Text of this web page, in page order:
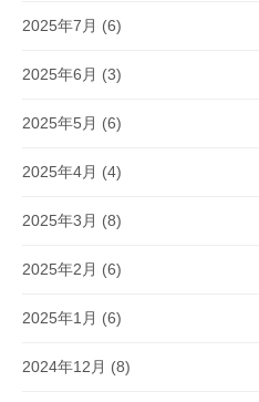
2025年7月 (6)
2025年6月 (3)
2025年5月 (6)
2025年4月 (4)
2025年3月 (8)
2025年2月 (6)
2025年1月 (6)
2024年12月 (8)